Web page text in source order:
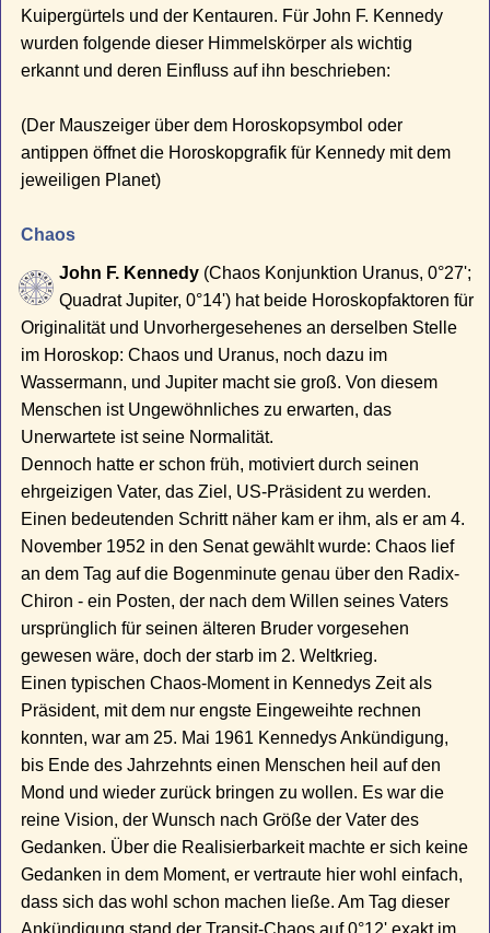
Kuipergürtels und der Kentauren. Für John F. Kennedy
wurden folgende dieser Himmelskörper als wichtig
erkannt und deren Einfluss auf ihn beschrieben:
(Der Mauszeiger über dem Horoskopsymbol oder
antippen öffnet die Horoskopgrafik für Kennedy mit dem
jeweiligen Planet)
Chaos
John F. Kennedy (Chaos Konjunktion Uranus, 0°27';
Quadrat Jupiter, 0°14') hat beide Horoskopfaktoren für
Originalität und Unvorhergesehenes an derselben Stelle
im Horoskop: Chaos und Uranus, noch dazu im
Wassermann, und Jupiter macht sie groß. Von diesem
Menschen ist Ungewöhnliches zu erwarten, das
Unerwartete ist seine Normalität.
Dennoch hatte er schon früh, motiviert durch seinen
ehrgeizigen Vater, das Ziel, US-Präsident zu werden.
Einen bedeutenden Schritt näher kam er ihm, als er am 4.
November 1952 in den Senat gewählt wurde: Chaos lief
an dem Tag auf die Bogenminute genau über den Radix-
Chiron - ein Posten, der nach dem Willen seines Vaters
ursprünglich für seinen älteren Bruder vorgesehen
gewesen wäre, doch der starb im 2. Weltkrieg.
Einen typischen Chaos-Moment in Kennedys Zeit als
Präsident, mit dem nur engste Eingeweihte rechnen
konnten, war am 25. Mai 1961 Kennedys Ankündigung,
bis Ende des Jahrzehnts einen Menschen heil auf den
Mond und wieder zurück bringen zu wollen. Es war die
reine Vision, der Wunsch nach Größe der Vater des
Gedanken. Über die Realisierbarkeit machte er sich keine
Gedanken in dem Moment, er vertraute hier wohl einfach,
dass sich das wohl schon machen ließe. Am Tag dieser